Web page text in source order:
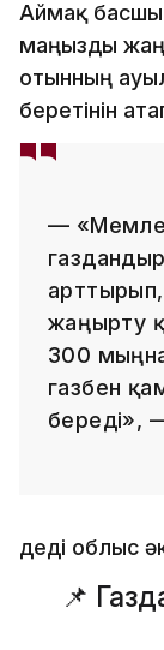
Аймақ
маңызды
отынның ауыл
беретінін
—
жаңғырту
300
газбен
береді»,
деді облыс
📌